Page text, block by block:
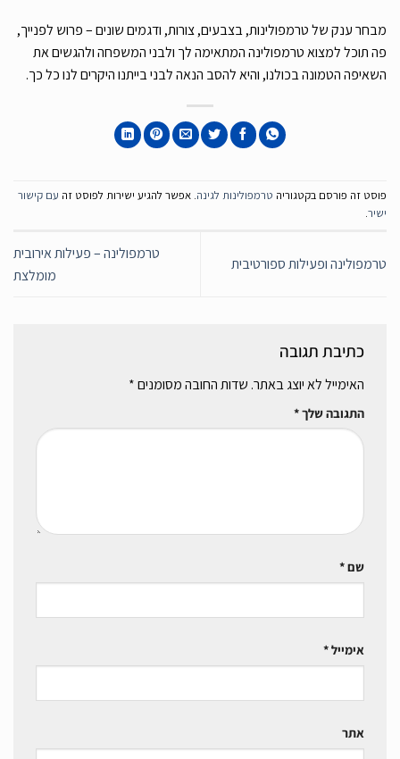
מבחר ענק של טרמפולינות, בצבעים, צורות, ודגמים שונים – פרוש לפנייך,
פה תוכל למצוא טרמפולינה המתאימה לך ולבני המשפחה ולהגשים את
השאיפה הטמונה בכולנו, והיא להסב הנאה לבני בייתנו היקרים לנו כל כך.
פוסט זה פורסם בקטגוריה טרמפולינות לגינה. אפשר להגיע ישירות לפוסט זה עם קישור
ישיר.
טרמפולינה ופעילות ספורטיבית
טרמפולינה – פעילות אירובית
מומלצת
כתיבת תגובה
האימייל לא יוצג באתר. שדות החובה מסומנים*
התגובה שלך*
שם*
אימייל*
אתר